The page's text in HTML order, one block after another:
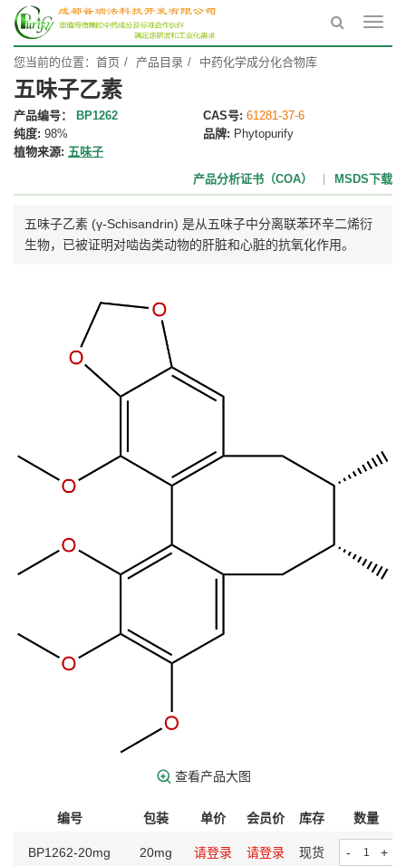
您当前的位置： 首页 产品目录 中药化学成分化合物库
五味子乙素
产品编号： BP1262 CAS号: 61281-37-6
纯度: 98% 品牌: Phytopurify
植物来源: 五味子
产品分析证书（COA）
MSDS下载
五味子乙素 (γ-Schisandrin) 是从五味子中分离联苯环辛二烯衍
生物，已被证明对啮齿类动物的肝脏和心脏的抗氧化作用。
查看产品大图
编号 包装 单价 会员价 库存 数量
BP1262-20mg 20mg 请登录 请登录 现货 - +